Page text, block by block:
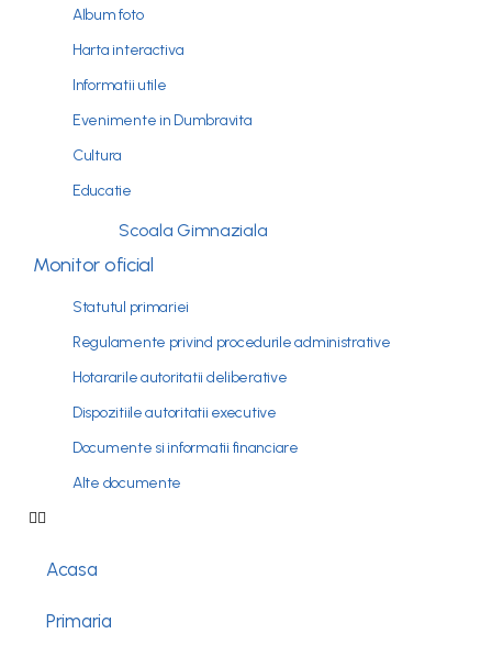
Album foto
Harta interactiva
Informatii utile
Evenimente in Dumbravita
Cultura
Educatie
Scoala Gimnaziala
Monitor oficial
Statutul primariei
Regulamente privind procedurile administrative
Hotararile autoritatii deliberative
Dispozitiile autoritatii executive
Documente si informatii financiare
Alte documente
Acasa
Primaria